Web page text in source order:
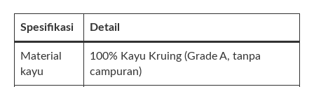
Spesifikasi Detail
Material
kayu
100% Kayu Kruing (Grade A, tanpa
campuran)